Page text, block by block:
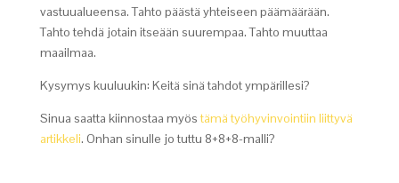
vastuualueensa. Tahto päästä yhteiseen päämäärään.
Tahto tehdä jotain itseään suurempaa. Tahto muuttaa
maailmaa.
Kysymys kuuluukin: Keitä sinä tahdot ympärillesi?
Sinua saatta kiinnostaa myöstämä työhyvinvointiin liittyvä
artikkeli. Onhan sinulle jo tuttu 8+8+8-malli?